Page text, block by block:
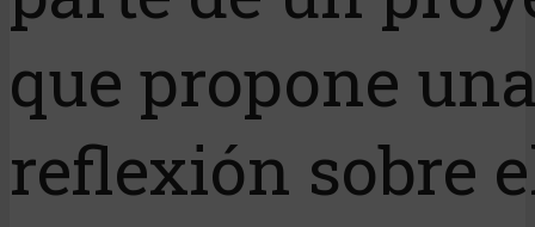
que propone
reflexión sobre